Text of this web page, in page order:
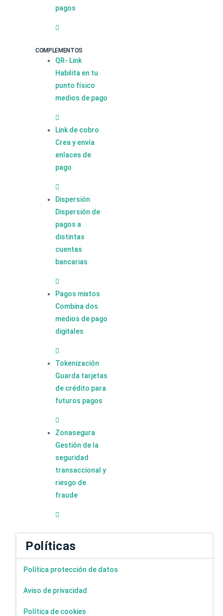
pagos
COMPLEMENTOS
QR- Link
Habilita en tu
punto físico
medios de pago
Link de cobro
Crea y envía
enlaces de
pago
Dispersión
Dispersión de
pagos a
distintas
cuentas
bancarias
Pagos mixtos
Combina dos
medios de pago
digitales
Tokenización
Guarda tarjetas
de crédito para
futuros pagos
Zonasegura
Gestión de la
seguridad
transaccional y
riesgo de
fraude
Políticas
Política protección de datos
Aviso de privacidad
Política de cookies